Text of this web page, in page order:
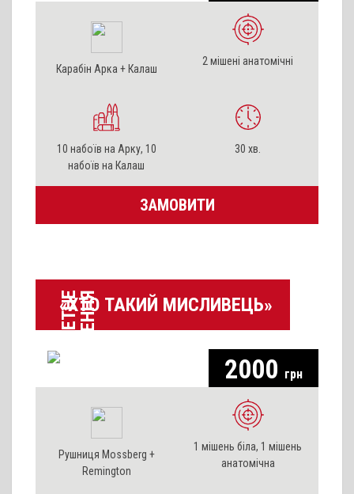
Карабін Арка + Калаш
2 мішені анатомічні
10 набоїв на Арку, 10
набоїв на Калаш
30 хв.
ЗАМОВИТИ
«ХТО ТАКИЙ МИСЛИВЕЦЬ»
П
А
К
Е
Т
Н
Е
Р
І
Ш
Е
Н
НЯ
2000 грн
Рушниця Mossberg +
Remington
1 мішень біла, 1 мішень
анатомічна